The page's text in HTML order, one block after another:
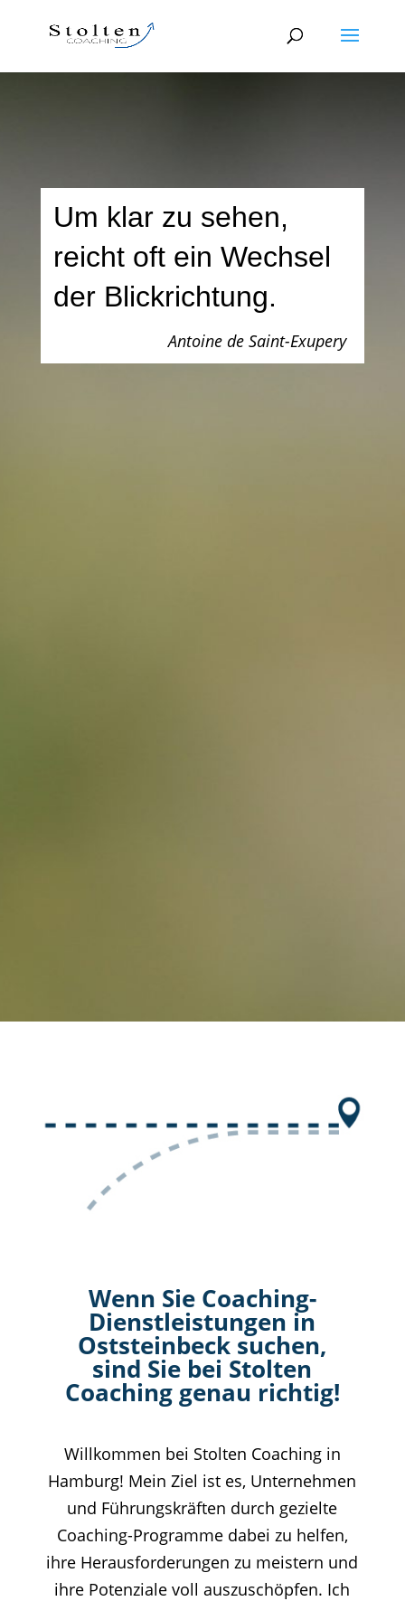
Um klar zu sehen,
reicht oft ein Wechsel
der Blickrichtung.
Antoine de Saint-Exupery
Wenn Sie Coaching-
Dienstleistungen in
Oststeinbeck suchen,
sind Sie bei Stolten
Coaching genau richtig!
Willkommen bei Stolten Coaching in
Hamburg! Mein Ziel ist es, Unternehmen
und Führungskräften durch gezielte
Coaching-Programme dabei zu helfen,
ihre Herausforderungen zu meistern und
ihre Potenziale voll auszuschöpfen. Ich